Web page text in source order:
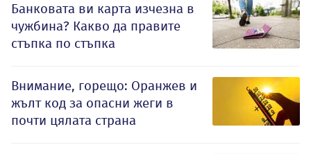
Банковата ви карта изчезна в
чужбина? Какво да правите
стъпка по стъпка
Внимание, горещо: Оранжев и
жълт код за опасни жеги в
почти цялата страна